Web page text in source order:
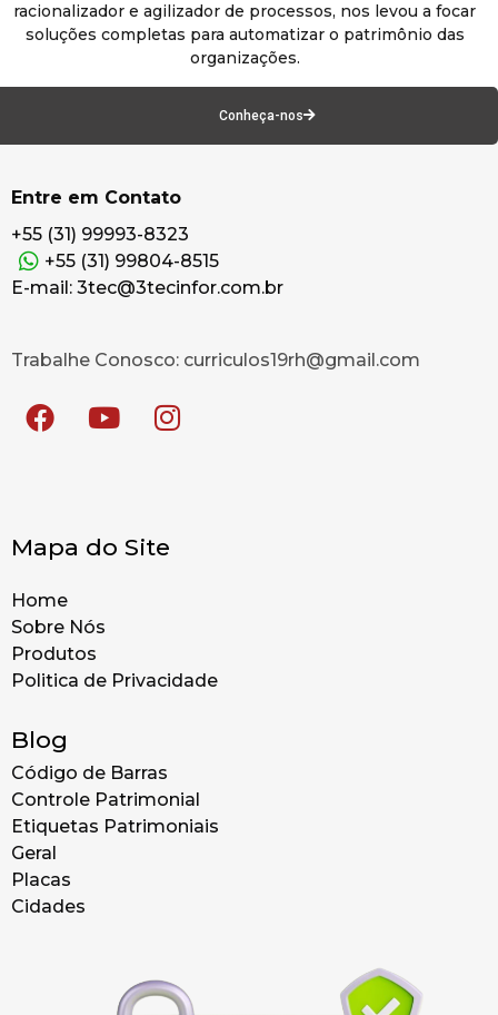
racionalizador e agilizador de processos, nos levou a focar
soluções completas para automatizar o patrimônio das
organizações.
Conheça-nos
Entre em Contato
+55 (31) 99993-8323
+55 (31) 99804-8515
E-mail: 3tec@3tecinfor.com.br
Trabalhe Conosco: curriculos19rh@gmail.com
Mapa do Site
Home
Sobre Nós
Produtos
Politica de Privacidade
Blog
Código de Barras
Controle Patrimonial
Etiquetas Patrimoniais
Geral
Placas
Cidades